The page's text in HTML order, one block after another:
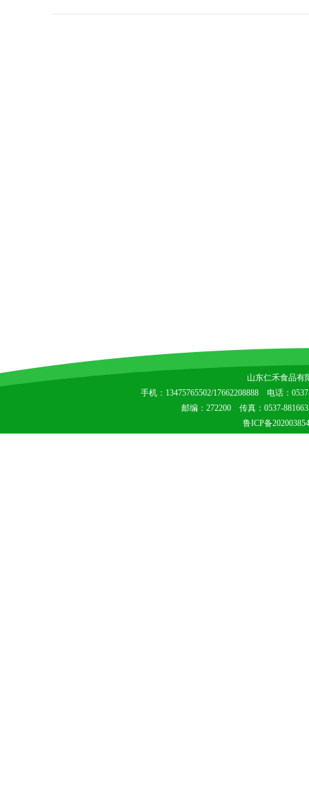
山东仁禾食品
手机：13475765502/17662208888 电话：
邮编：272200 传真：0537-
鲁ICP备